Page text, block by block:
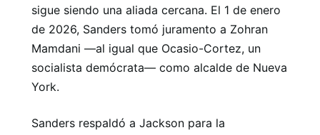
sigue siendo una aliada cercana. El 1 de enero
de 2026, Sanders tomó juramento a Zohran
Mamdani —al igual que Ocasio-Cortez, un
socialista demócrata— como alcalde de Nueva
York.
Sanders respaldó a Jackson para la